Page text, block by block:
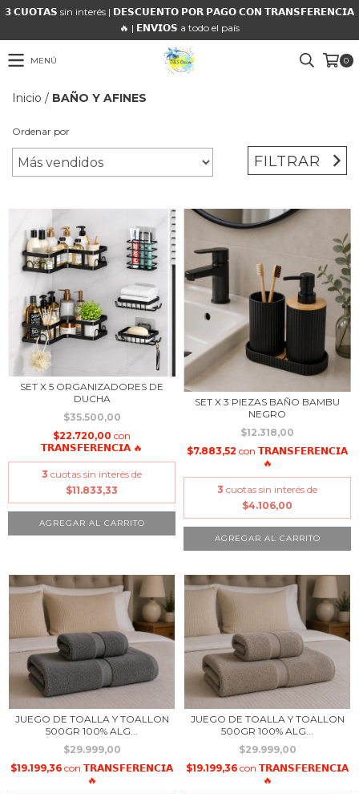
𝟯 𝗖𝗨𝗢𝗧𝗔𝗦 sin interés | 𝗗𝗘𝗦𝗖𝗨𝗘𝗡𝗧𝗢 𝗣𝗢𝗥 𝗣𝗔𝗚𝗢 𝗖𝗢𝗡 𝗧𝗥𝗔𝗡𝗦𝗙𝗘𝗥𝗘𝗡𝗖𝗜𝗔
🔥 | 𝗘𝗡𝗩𝗜𝗢𝗦 a todo el país
MENÚ 0
Inicio / BAÑO Y AFINES
Ordenar por
FILTRAR
SET X 5 ORGANIZADORES DE
DUCHA
$35.500,00
$22.720,00 con
𝗧𝗥𝗔𝗡𝗦𝗙𝗘𝗥𝗘𝗡𝗖𝗜𝗔 🔥
3 cuotas sin interés de
$11.833,33
SET X 3 PIEZAS BAÑO BAMBU
NEGRO
$12.318,00
$7.883,52 con 𝗧𝗥𝗔𝗡𝗦𝗙𝗘𝗥𝗘𝗡𝗖𝗜𝗔
🔥
3 cuotas sin interés de
$4.106,00
JUEGO DE TOALLA Y TOALLON
500GR 100% ALG...
$29.999,00
$19.199,36 con 𝗧𝗥𝗔𝗡𝗦𝗙𝗘𝗥𝗘𝗡𝗖𝗜𝗔
🔥
JUEGO DE TOALLA Y TOALLON
500GR 100% ALG...
$29.999,00
$19.199,36 con 𝗧𝗥𝗔𝗡𝗦𝗙𝗘𝗥𝗘𝗡𝗖𝗜𝗔
🔥